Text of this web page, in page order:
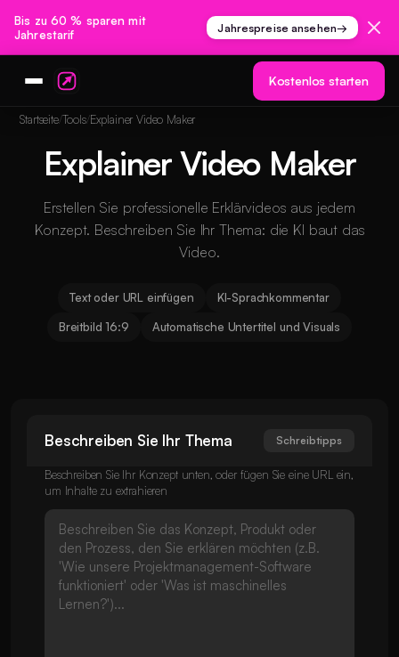
Bis zu 60 % sparen mit
Jahrestarif
Jahrespreise ansehen→
Kostenlos starten
Startseite Tools Explainer Video Maker
Explainer Video Maker
Erstellen Sie professionelle Erklärvideos aus jedem
Konzept. Beschreiben Sie Ihr Thema: die KI baut das
Video.
Text oder URL einfügen KI-Sprachkommentar
Breitbild 16:9 Automatische Untertitel und Visuals
Beschreiben Sie Ihr Thema Schreibtipps
Beschreiben Sie Ihr Konzept unten, oder fügen Sie eine URL ein,
um Inhalte zu extrahieren